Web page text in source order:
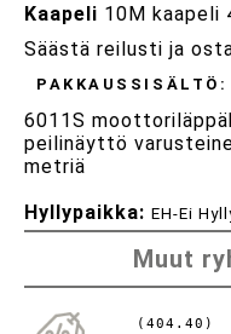
Kaapeli 10M kaapeli
Säästä reilusti ja
PAKKAUSSISÄLTÖ:
6011S
peilinäyttö
metriä
Hyllypaikka: EH-Ei
Muut
(404.40)